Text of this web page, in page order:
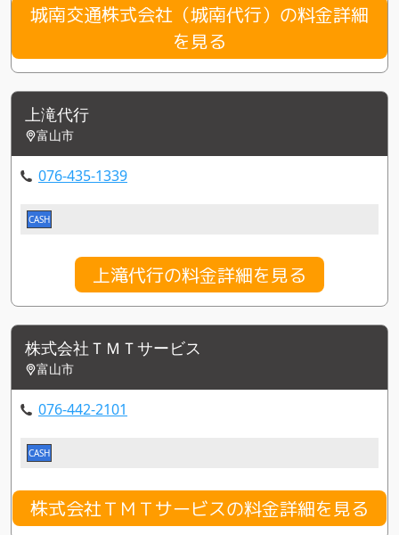
城南交通株式会社（城南代行）の料金詳細
を見る
上滝代行
富山市
076-435-1339
CASH
上滝代行の料金詳細を見る
株式会社ＴＭＴサービス
富山市
076-442-2101
CASH
株式会社ＴＭＴサービスの料金詳細を見る